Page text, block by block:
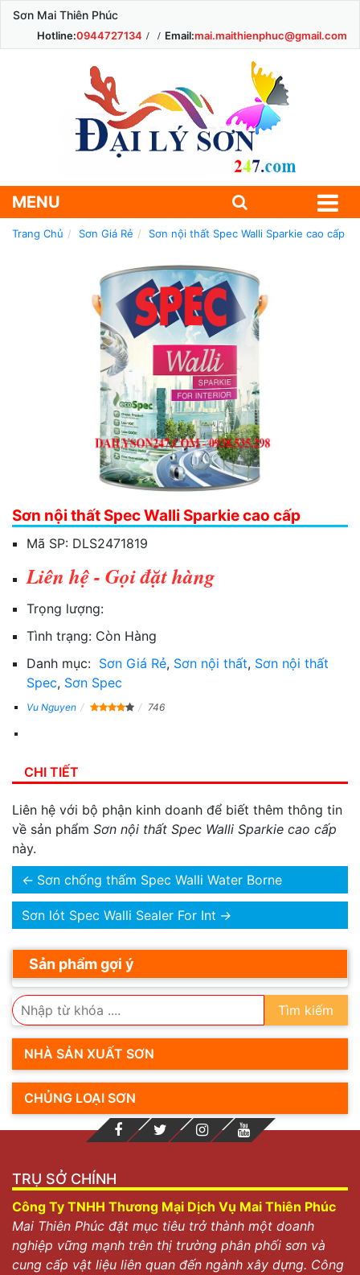
Sơn Mai Thiên Phúc
Hotline:0944727134 Email:mai.maithienphuc@gmail.com
MENU
Trang Chủ Sơn Giá Rẻ Sơn nội thất Spec Walli Sparkie cao cấp
Sơn nội thất Spec Walli Sparkie cao cấp
Mã SP: DLS2471819
Liên hệ - Gọi đặt hàng
Trọng lượng:
Tình trạng: Còn Hàng
Danh mục: Sơn Giá Rẻ, Sơn nội thất, Sơn nội thất
Spec, Sơn Spec
Vu Nguyen 746
CHI TIẾT
Liên hệ với bộ phận kinh doanh để biết thêm thông tin
về sản phẩm Sơn nội thất Spec Walli Sparkie cao cấp
này.
← Sơn chống thấm Spec Walli Water Borne
Sơn lót Spec Walli Sealer For Int →
Sản phẩm gợi ý
Tìm kiếm
NHÀ SẢN XUẤT SƠN
CHỦNG LOẠI SƠN
TRỤ SỞ CHÍNH
Công Ty TNHH Thương Mại Dịch Vụ Mai Thiên Phúc
Mai Thiên Phúc đặt mục tiêu trở thành một doanh
nghiệp vững mạnh trên thị trường phân phối sơn và
cung cấp vật liệu liên quan đến ngành xây dựng. Công